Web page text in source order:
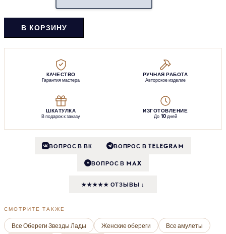
В КОРЗИНУ
КАЧЕСТВО
Гарантия мастера
РУЧНАЯ РАБОТА
Авторское изделие
ШКАТУЛКА
В подарок к заказу
ИЗГОТОВЛЕНИЕ
До 10 дней
ВОПРОС В ВК ВОПРОС В TELEGRAM
M ВОПРОС В MAX
★★★★★ ОТЗЫВЫ ↓
СМОТРИТЕ ТАКЖЕ
Все Обереги Звезды Лады Женские обереги
Все амулеты